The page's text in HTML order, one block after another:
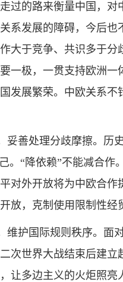
过的路来衡量中国，
系发展的障碍，今后
大于竞争、共识多于
一极，一贯支持欧洲
发展繁荣。中欧关系
善处理分歧摩擦。历
。“降依赖”不能减合
对外开放将为中欧合
放，克制使用限制性
护国际规则秩序。面
次世界大战结束后建
让多边主义的火炬照